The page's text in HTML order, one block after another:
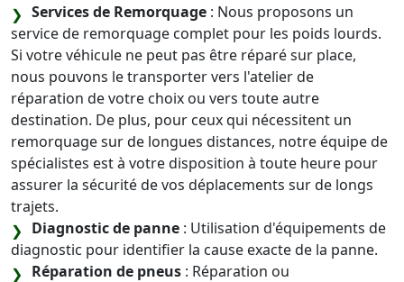
Services de Remorquage : Nous proposons un
service de remorquage complet pour les poids lourds.
Si votre véhicule ne peut pas être réparé sur place,
nous pouvons le transporter vers l'atelier de
réparation de votre choix ou vers toute autre
destination. De plus, pour ceux qui nécessitent un
remorquage sur de longues distances, notre équipe de
spécialistes est à votre disposition à toute heure pour
assurer la sécurité de vos déplacements sur de longs
trajets.
Diagnostic de panne : Utilisation d'équipements de
diagnostic pour identifier la cause exacte de la panne.
Réparation de pneus : Réparation ou